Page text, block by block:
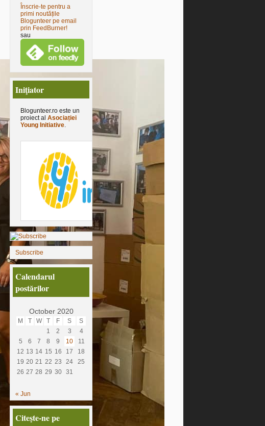
Înscrie-te pentru a
primi noutățile
Blogunteer pe email
prin FeedBurner!
sau
Iniţiator
Blogunteer.ro este un
proiect al Asociației
Young Initiative.
Subscribe
Calendarul
postărilor
October 2020
M T W T F S
S
1
2 3
4
5
6 7 8 9 10
11
12 13 14 15 16 17
18
19 20 21 22 23 24
25
26 27 28 29 30 31
« Jun
Citeşte-ne pe